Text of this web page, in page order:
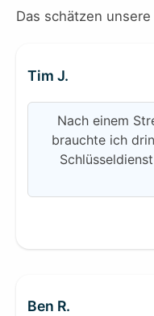
Das schätzen
Tim J.
Nach einem
brauchte ich
Ben R.